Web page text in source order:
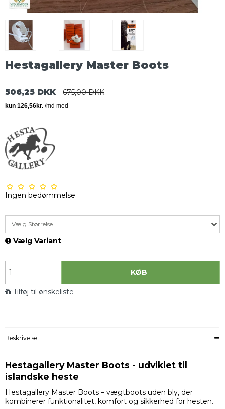
Hestagallery Master Boots
506,25 DKK 675,00 DKK
Ingen bedømmelse
Vælg Størrelse
Vælg Variant
KØB
Tilføj til ønskeliste
Beskrivelse
Hestagallery Master Boots - udviklet til
islandske heste
Hestagallery Master Boots – vægtboots uden bly, der
kombinerer funktionalitet, komfort og sikkerhed for hesten.